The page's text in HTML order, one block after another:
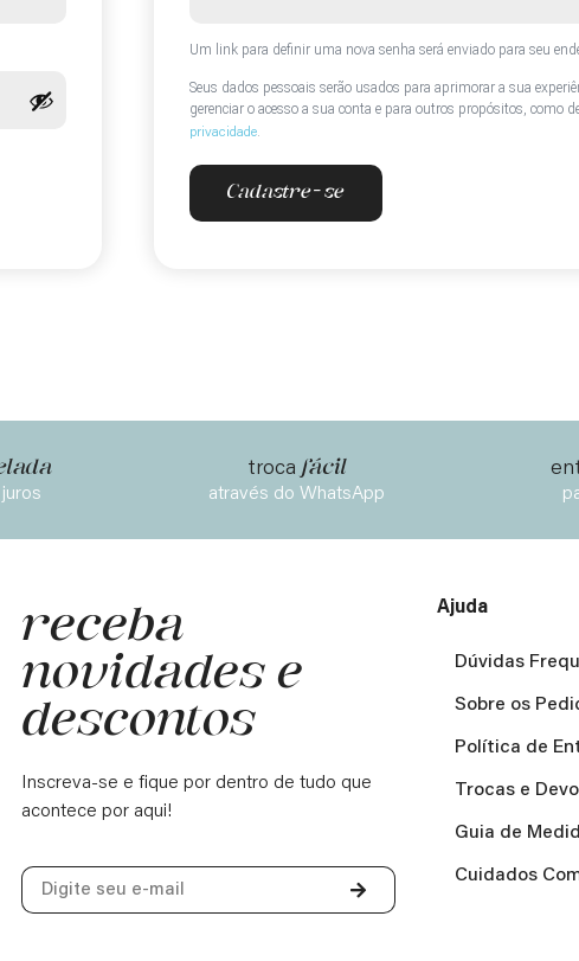
Um link para definir uma nova senha será enviado para seu
Seus dados pessoais serão usados para aprimorar a sua
gerenciar o acesso a sua conta e para outros propósitos, como
privacidade.
Cadastre-se
troca fácil
através do WhatsApp
receba
novidades e
descontos
Inscreva-se e fique por dentro de tudo que
acontece por aqui!
Ajuda
Dúvidas
Sobre os
Política de
Trocas e
Guia de
Cuidados